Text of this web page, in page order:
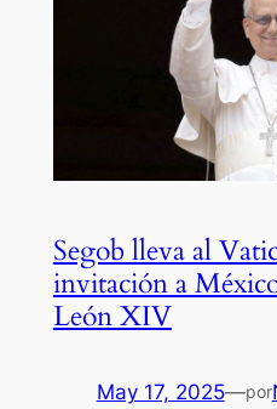
Segob lleva al
invitación a
León XIV
May 17, 2025—por